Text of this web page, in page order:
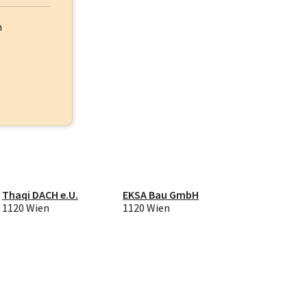
Thaqi DACH e.U.
1120 Wien
EKSA Bau GmbH
1120 Wien